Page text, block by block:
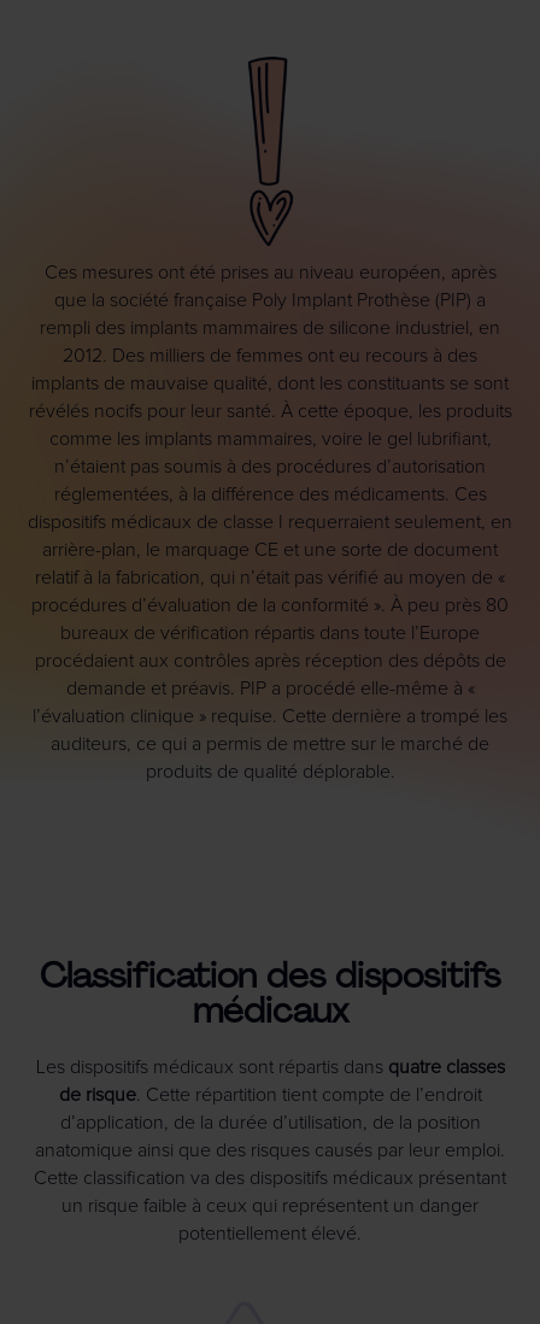
Ces mesures ont été prises au niveau européen, après
que la société française Poly Implant Prothèse (PIP) a
rempli des implants mammaires de silicone industriel, en
2012. Des milliers de femmes ont eu recours à des
implants de mauvaise qualité, dont les constituants se sont
révélés nocifs pour leur santé. À cette époque, les produits
comme les implants mammaires, voire le gel lubrifiant,
n’étaient pas soumis à des procédures d’autorisation
réglementées, à la différence des médicaments. Ces
dispositifs médicaux de classe I requerraient seulement, en
arrière-plan, le marquage CE et une sorte de document
relatif à la fabrication, qui n’était pas vérifié au moyen de «
procédures d’évaluation de la conformité ». À peu près 80
bureaux de vérification répartis dans toute l’Europe
procédaient aux contrôles après réception des dépôts de
demande et préavis. PIP a procédé elle-même à «
l’évaluation clinique » requise. Cette dernière a trompé les
auditeurs, ce qui a permis de mettre sur le marché de
produits de qualité déplorable.
Classification des dispositifs
médicaux
Les dispositifs médicaux sont répartis dans quatre classes
de risque. Cette répartition tient compte de l’endroit
d’application, de la durée d’utilisation, de la position
anatomique ainsi que des risques causés par leur emploi.
Cette classification va des dispositifs médicaux présentant
un risque faible à ceux qui représentent un danger
potentiellement élevé.